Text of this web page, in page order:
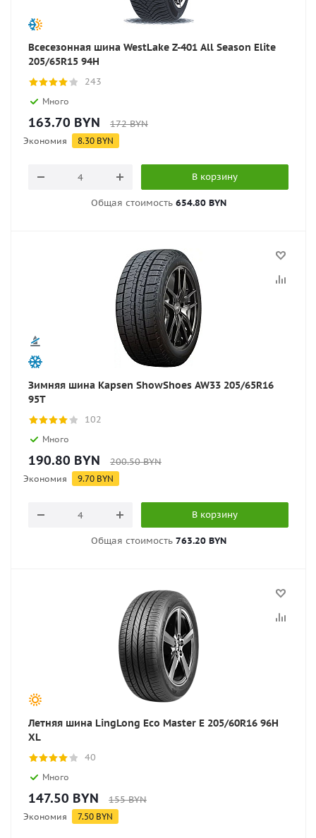
Всесезонная шина WestLake Z-401 All Season Elite
205/65R15 94H
243
Много
163.70 BYN 172BYN
Экономия 8.30 BYN
В корзину
Общая стоимость 654.80 BYN
Зимняя шина Kapsen ShowShoes AW33 205/65R16
95T
102
Много
190.80 BYN 200.50BYN
Экономия 9.70 BYN
В корзину
Общая стоимость 763.20 BYN
Летняя шина LingLong Eco Master E 205/60R16 96H
XL
40
Много
147.50 BYN 155BYN
Экономия 7.50 BYN